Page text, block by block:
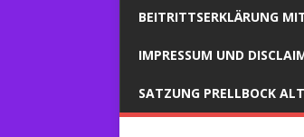
BEITRITTSERKLÄRUNG
IMPRESSUM UND
SATZUNG PRELLBOCK